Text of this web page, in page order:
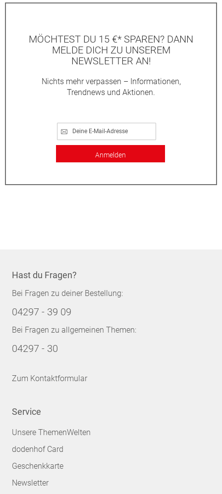
MÖCHTEST DU 15 €* SPAREN? DANN
MELDE DICH ZU UNSEREM
NEWSLETTER AN!
Nichts mehr verpassen – Informationen,
Trendnews und Aktionen.
Anmelden
Hast du Fragen?
Bei Fragen zu deiner Bestellung:
04297 - 39 09
Bei Fragen zu allgemeinen Themen:
04297 - 30
Zum Kontaktformular
Service
Unsere ThemenWelten
dodenhof Card
Geschenkkarte
Newsletter